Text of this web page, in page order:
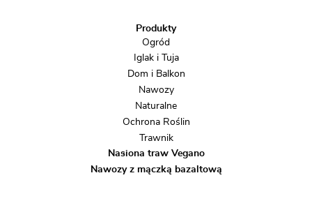
Produkty
Ogród
Iglak i Tuja
Dom i Balkon
Nawozy
Naturalne
Ochrona Roślin
Trawnik
Nasiona traw Vegano
Nawozy z mączką bazaltową